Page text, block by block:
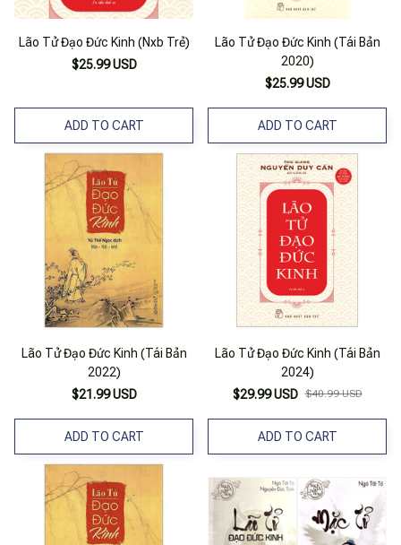
Lão Tử Đạo Đức Kinh (Nxb Trẻ)
$25.99 USD
ADD TO CART
Lão Tử Đạo Đức Kinh (Tái Bản
2020)
$25.99 USD
ADD TO CART
Lão Tử Đạo Đức Kinh (Tái Bản
2022)
$21.99 USD
ADD TO CART
Lão Tử Đạo Đức Kinh (Tái Bản
2024)
$29.99 USD $40.99 USD
ADD TO CART